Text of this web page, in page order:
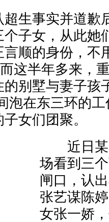
事实并道歉
子女，从此她
顺的身份，不
这半年多来，
别墅与妻子孩
泡在东三环的
女们团聚。
近日某
场看到三
闸口，认
张艺谋陈
女张一娇